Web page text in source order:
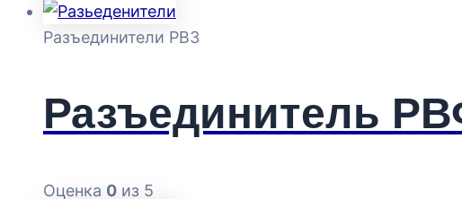
Разъединители РВЗ
Разъединитель
Оценка 0 из 5